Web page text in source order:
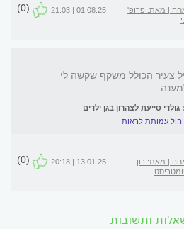
| מאת: פרופ'
01.08.25 | 21:03
(0)
צעיר הכולל משקף שקשה לי
עמותת לראות
| מאת: רון
13.01.25 | 20:18
(0)
ותשובות